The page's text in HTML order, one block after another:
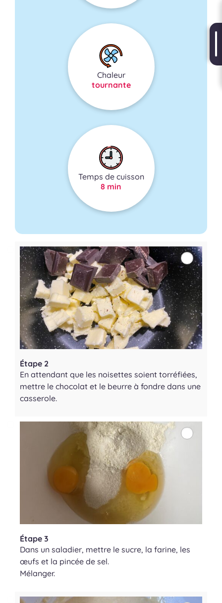
Chaleur
tournante
Temps de cuisson
8 min
Étape 2
En attendant que les noisettes soient torréfiées,
mettre le chocolat et le beurre à fondre dans une
casserole.
Étape 3
Dans un saladier, mettre le sucre, la farine, les
œufs et la pincée de sel.
Mélanger.